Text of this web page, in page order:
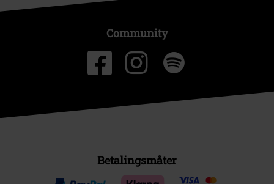
Community
Betalingsmåter